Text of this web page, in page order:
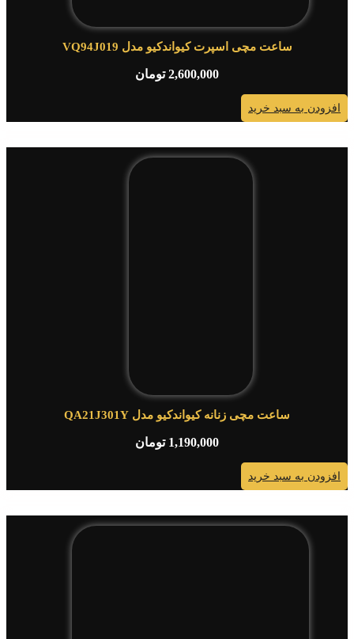
ساعت مچی اسپرت کیواندکیو مدل VQ94J019
2,600,000 تومان
افزودن به سبد خرید
ساعت مچی زنانه کیواندکیو مدل QA21J301Y
1,190,000 تومان
افزودن به سبد خرید